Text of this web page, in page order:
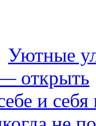
Уютные